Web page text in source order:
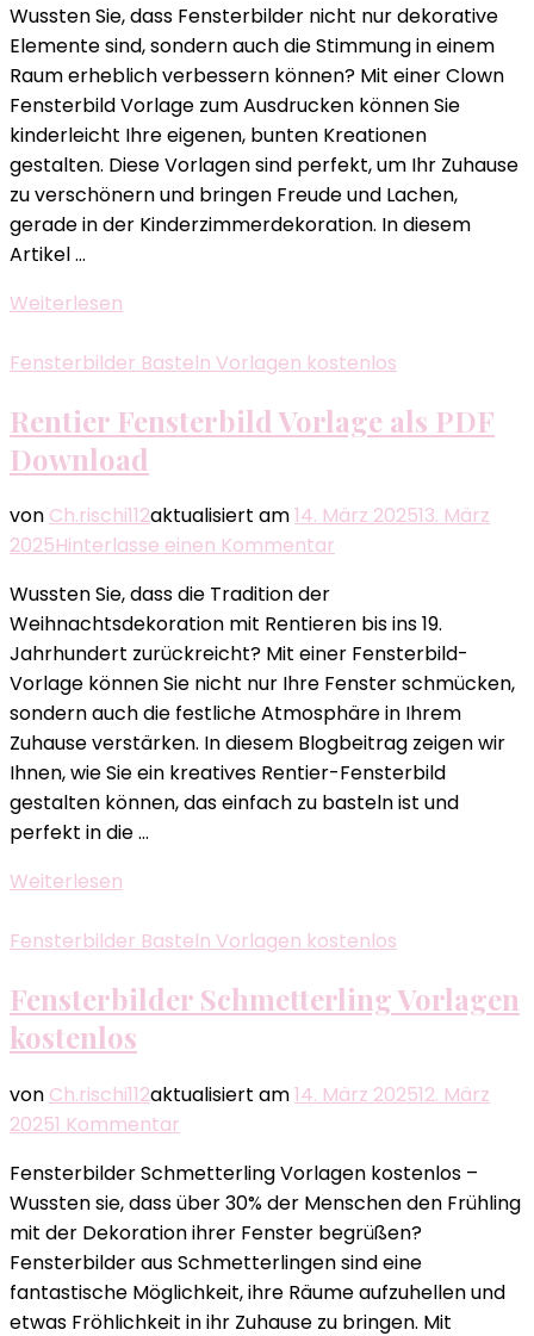
Fensterbild
Vorlage
zum
ausdrucken​
Wussten Sie, dass Fensterbilder nicht nur dekorative
Elemente sind, sondern auch die Stimmung in einem
Raum erheblich verbessern können? Mit einer Clown
Fensterbild Vorlage zum Ausdrucken können Sie
kinderleicht Ihre eigenen, bunten Kreationen
gestalten. Diese Vorlagen sind perfekt, um Ihr Zuhause
zu verschönern und bringen Freude und Lachen,
gerade in der Kinderzimmerdekoration. In diesem
Artikel …
Weiterlesen
Fensterbilder Basteln Vorlagen kostenlos
Rentier Fensterbild Vorlage​ als PDF
Download
von Ch.rischi112aktualisiert am14. März 202513. März
2025Hinterlasse einen Kommentar
Vorlage​
als
PDF
Download
Wussten Sie, dass die Tradition der
Weihnachtsdekoration mit Rentieren bis ins 19.
Jahrhundert zurückreicht? Mit einer Fensterbild-
Vorlage können Sie nicht nur Ihre Fenster schmücken,
sondern auch die festliche Atmosphäre in Ihrem
Zuhause verstärken. In diesem Blogbeitrag zeigen wir
Ihnen, wie Sie ein kreatives Rentier-Fensterbild
gestalten können, das einfach zu basteln ist und
perfekt in die …
Weiterlesen
Fensterbilder Basteln Vorlagen kostenlos
Fensterbilder Schmetterling Vorlagen
kostenlos​
von Ch.rischi112aktualisiert am14. März 202512. März
20251 Kommentar
Schmetterling
Vorlagen
kostenlos​
Fensterbilder Schmetterling Vorlagen kostenlos​ –
Wussten sie, dass über 30% der Menschen den Frühling
mit der Dekoration ihrer Fenster begrüßen?
Fensterbilder aus Schmetterlingen sind eine
fantastische Möglichkeit, ihre Räume aufzuhellen und
etwas Fröhlichkeit in ihr Zuhause zu bringen. Mit